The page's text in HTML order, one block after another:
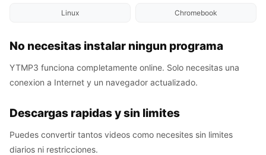
Linux Chromebook
No necesitas instalar ningun programa
YTMP3 funciona completamente online. Solo necesitas una
conexion a Internet y un navegador actualizado.
Descargas rapidas y sin limites
Puedes convertir tantos videos como necesites sin limites
diarios ni restricciones.